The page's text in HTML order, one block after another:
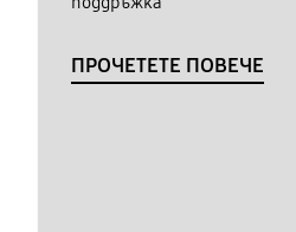
ПРОЧЕТЕТЕ ПОВЕЧЕ